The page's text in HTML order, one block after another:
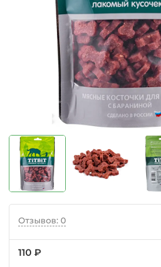
Отзывов: 0
110 ₽